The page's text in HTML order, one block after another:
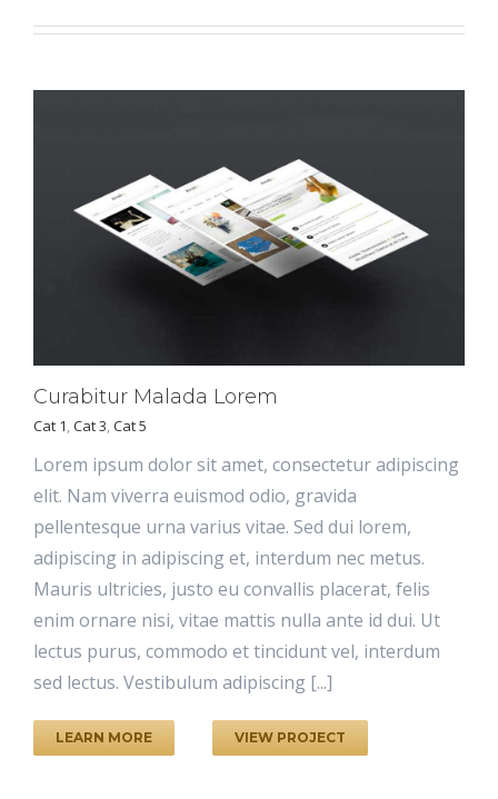
Curabitur Malada Lorem
Cat 1,Cat 3,Cat 5
Lorem ipsum dolor sit amet, consectetur adipiscing
elit. Nam viverra euismod odio, gravida
pellentesque urna varius vitae. Sed dui lorem,
adipiscing in adipiscing et, interdum nec metus.
Mauris ultricies, justo eu convallis placerat, felis
enim ornare nisi, vitae mattis nulla ante id dui. Ut
lectus purus, commodo et tincidunt vel, interdum
sed lectus. Vestibulum adipiscing [...]
LEARN MORE VIEW PROJECT